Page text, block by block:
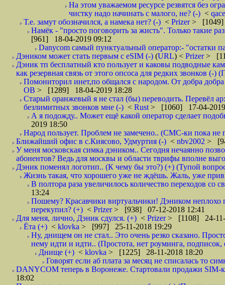
На этом уважаемом ресурсе резвятся без
чистку надо начинать с малого, не? (-) <
Т.е. замут обозначился, а намека нет? (-) < Prizer> [1049]
Намёк - "просто поговорить за жисть". Только такие
[961] 18-04-2019 09:12
Danycom самый пунктуальный оператор:- "остатки
Дэником может стать первым с еSIM (-) (URL) < Prizer>
Дэник тп бесплатный кто пользует и каковы подводные
как резервная связь от этого опсоса для редких звонков (-)
Помониторил инет,по общался с народом. От добра
ОВ > [1289] 18-04-2019 18:28
Старый оранжевый я не стал (бы) переводить. Перевёл
безлимитных звонков мне (-) < Rust > [1060] 17-04-
А я подожду.. Может ещё какой оператор сделает
2019 18:50
Народ пользует. Проблем не замечено.. (СМС-ки пока
Ближайший офис в с.Киясово, Удмуртия (-) < nbv2002 >
У меня московская симка дэником.. Сегодня нечаянно
абонентов? Ведь для москвы и области тврифы вполне
Дэник поменял логотип.. (К чему бы это?) (+) (Тупой
Жизнь такая, что хорошего уже не ждёшь. Жаль, уже
В полтора раза увеличилось количество переходов
13:24
Пошему? Красавчики виртуальчики! Дэником
перекупил? (+) < Prizer> [938] 07-12-2018 12:41
Для меня, лично, Дэник сдулся. (+) < Prizer> [1108] 24-11-
Ёта (+) < klovka > [997] 25-11-2018 19:29
Ну, днищем он не стал.. Это очень резко сказано.
нему идти и идти.. (Простота, нет роуминга,
Днище (+) < klovka > [1225] 28-11-2018 18:20
Говорят если аб плата за месяц не списалась то
DANYCOM теперь в Воронеже. Стартовали продажи SIM-
18:02